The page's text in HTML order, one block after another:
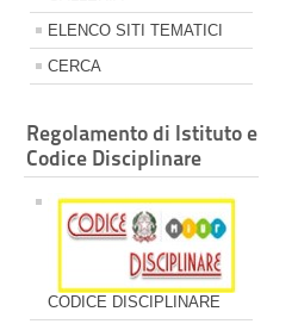
ELENCO SITI TEMATICI
CERCA
Regolamento di Istituto e
Codice Disciplinare
CODICE DISCIPLINARE